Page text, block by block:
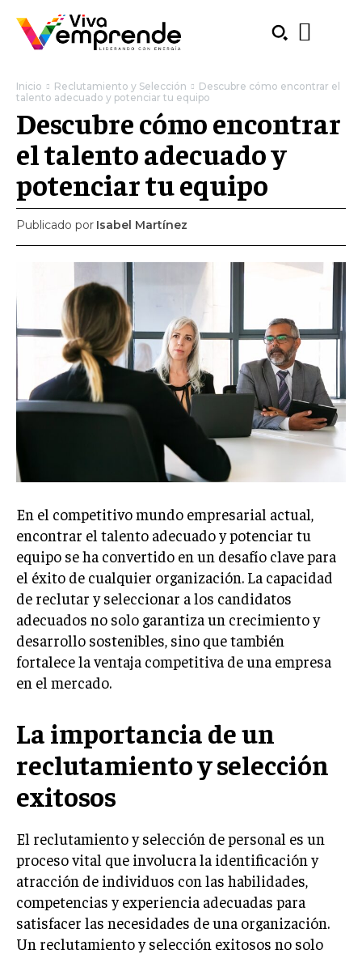
SUBSCRIBE
Welcome to Liberty Case
We have a curated list of the most noteworthy news from all
across the globe. With any subscription plan, you get access
exclusive articles that let you stay ahead of the curve.
LIFESTYLE
MARKETING
ESTRATEGIAS DE MARKETING
AGENCIAS DE POSICIONAMIENTO WEB SEO
VENTA DE ENLACES
MARKETING DIGITAL
PUBLICIDAD
Inicio Reclutamiento y Selección
Descubre cómo encontrar el
talento adecuado y potenciar tu equipo
Descubre cómo encontrar
el talento adecuado y
potenciar tu equipo
Publicado por Isabel Martínez
En el competitivo mundo empresarial actual,
encontrar el talento adecuado y potenciar tu
equipo se ha convertido en un desafío clave para
el éxito de cualquier organización. La capacidad
de reclutar y seleccionar a los candidatos
adecuados no solo garantiza un crecimiento y
desarrollo sostenibles, sino que también
fortalece la ventaja competitiva de una empresa
en el mercado.
La importancia de un
reclutamiento y selección
exitosos
El reclutamiento y selección de personal es un
proceso vital que involucra la identificación y
atracción de individuos con las habilidades,
competencias y experiencia adecuadas para
satisfacer las necesidades de una organización.
Un reclutamiento y selección exitosos no solo